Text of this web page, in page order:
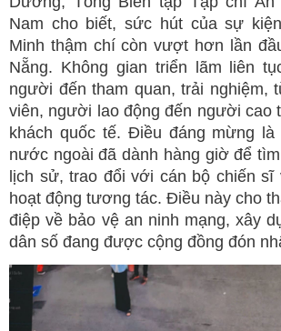
Nam cho biết, sức hút của sự
Minh thậm chí còn vượt hơn lần
Nẵng. Không gian triển lãm liên
người đến tham quan, trải nghiệm,
viên, người lao động đến người cao
khách quốc tế. Điều đáng mừng là
nước ngoài đã dành hàng giờ để
lịch sử, trao đổi với cán bộ chiến sĩ
hoạt động tương tác. Điều này cho
điệp về bảo vệ an ninh mạng, xây
dân số đang được cộng đồng đón